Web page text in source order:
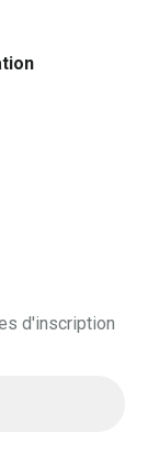
d'inscription